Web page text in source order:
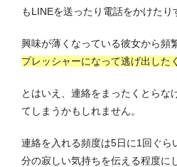
もLINEを送ったり電話をかけたり
興味が薄くなっている彼女から頻
プレッシャーになって逃げ出した
とはいえ、連絡をまったくとらな
てしまうかもしれません。
連絡を入れる頻度は5日に1回ぐら
分の寂しい気持ちを伝える程度に